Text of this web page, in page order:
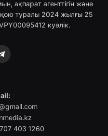
ақпарат агенттігін және
туралы 2024 жылғы 25
куәлік.
Telegram
403 1260